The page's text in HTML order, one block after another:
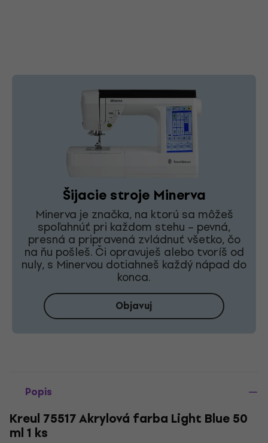
Šijacie stroje Minerva
Minerva je značka, na ktorú sa môžeš
spoľahnúť pri každom stehu – pevná,
presná a pripravená zvládnuť všetko, čo
na ňu pošleš. Či opravuješ alebo tvoríš od
nuly, s Minervou dotiahneš každý nápad do
konca.
Objavuj
Popis
Kreul 75517 Akrylová farba Light Blue 50
ml 1 ks